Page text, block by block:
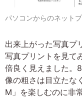
パソコンからのネット
出来上がった写真プ
写真プリントを見て
倍良く見えました。
像の粗さは目立たな
M」を楽しむのに非